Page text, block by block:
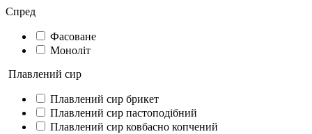
Спред
Фасоване
Моноліт
Плавлений сир
Плавлений сир брикет
Плавлений сир пастоподібний
Плавлений сир ковбасно копчений